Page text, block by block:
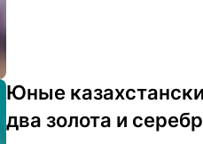
Юные
два золота и